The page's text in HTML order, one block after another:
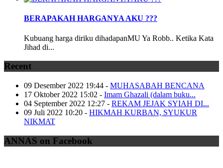
BERAPAKAH HARGANYA AKU ???
Kubuang harga diriku dihadapanMU Ya Robb.. Ketika Kata
Jihad di...
Recent
09 Desember 2022 19:44 - MUHASABAH BENCANA
17 Oktober 2022 15:02 - Imam Ghazali (dalam buku...
04 September 2022 12:27 - REKAM JEJAK SYIAH DI...
09 Juli 2022 10:20 - HIKMAH KURBAN, SYUKUR
NIKMAT
ANNAS on Facebook